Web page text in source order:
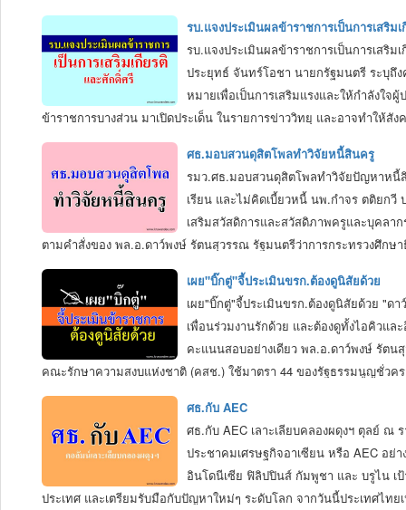
ในเขตพัฒนาการศึกษาภาคเหนือ เพื่อสอบคัดเลือกนักเรียนเข้าศึกษาต่
คณะวิทยาศาสตร์ประจำปีการศึกษา 2559 จำนวนที่รับทั้งสิ้น 150 คน คุ
3) เป็นผู้ไม่มีโรคติดต่อหรือโรคร้าย 4) เป็นผู้มีความขยันหมั่นเพียร มีคว
รบ.แจงประเมินผลข้าราชการเป็นการเสริม
รบ.แจงประเมินผลข้าราชการเป็นการเส
ประยุทธ์ จันทร์โอชา นายกรัฐมนตรี ระบุถึ
หมายเพื่อเป็นการเสริมแรงและให้กำลังใ
ข้าราชการบางส่วน มาเปิดประเด็น ในรายการข่าววิทยุ และอาจทำใ
มีหน้าที่ที่ต้องรับผิดชอบต่อบ้านเมืองและประชาชน จึงถูกคาดหวังจากสั
อุตสาหะ ดังนั้นการประเมินผลการปฏิบัติราชการจึงเป็นเครื่องมือที่ช่ว
การทำงาน เว้นแต่พวกที่ชอบวิ่งเต้น ไม่มีผลงานเท่านั้นที่จะรู้สึกว่าถูกรัง
ศธ.มอบสวนดุสิตโพลทำวิจัยหนี้สินครู
รมว.ศธ.มอบสวนดุสิตโพลทำวิจัยปัญหาหนี้
เรียน และไม่คิดเบี้ยวหนี้ นพ.กำจร ตติยกวี
เสริมสวัสดิการและสวัสดิภาพครูและบุคล
ตามคำสั่งของ พล.อ.ดาว์พงษ์ รัตนสุวรรณ รัฐมนตรีว่าการกระทรวงศึก
ครู สกสค. เพื่อทราบถึงปัญหาทั้งหมด ตลอดจนหาแนวทางแก้ไข ไม่ให้
สวนดุสิต (มสด.) และที่ปรึกษาเลขาฯ สกสค. ไปทำการวิจัยปัญหาหนี้สิน
ไป ปลัด ศธ.กล่าวอีกว่า จากการหารือธนาคารออมสินได้รายงานความ
เผย"บิ๊กตู่"จี้ประเมินขรก.ต้องดูนิสัยด้วย
เผย"บิ๊กตู่"จี้ประเมินขรก.ต้องดูนิสัยด้วย "ด
เพื่อนร่วมงานรักด้วย และต้องดูทั้งไอคิวแ
คะแนนสอบอย่างเดียว พล.อ.ดาว์พงษ์ รัต
คณะรักษาความสงบแห่งชาติ (คสช.) ใช้มาตรา 44 ของรัฐธรรมนูญชั่วค
ประโยชน์การปฏิรูประบบบริหารราชการแผ่นดิน ขับเคลื่อนนโยบายเร่
ราชการและข้าราชการพลเรือนที่ปฏิบัติงานประจำ ว่า กระทรวงศึกษา
แล้วก็ต้องเดินตามนั้น โดยสิ่งที่ ศธ.ต้องทำคือวางกรอบการประเมินข้า
ศธ.กับ AEC
ศธ.กับ AEC เลาะเลียบคลองผดุงฯ ตุลย์ ณ
ประชาคมเศรษฐกิจอาเซียน หรือ AEC อย่
อินโดนีเซีย ฟิลิปปินส์ กัมพูชา และ บรูไน เ
ประเทศ และเตรียมรับมือกับปัญหาใหม่ๆ ระดับโลก จากวันนี้ประเทศไท